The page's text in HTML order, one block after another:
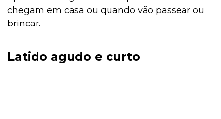
chegam em casa ou quando vão passear ou
brincar.
Latido agudo e curto